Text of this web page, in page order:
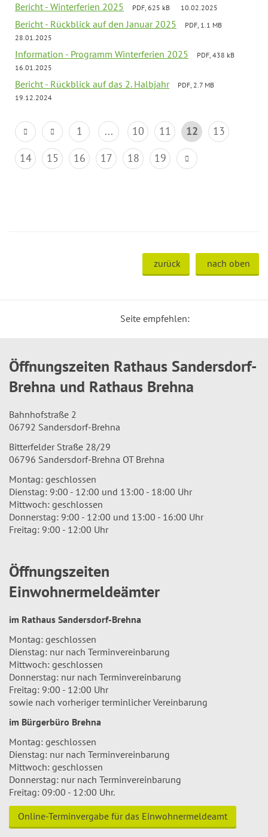
Bericht - Winterferien 2025 PDF, 625 kB 10.02.2025
Bericht - Rückblick auf den Januar 2025
PDF, 1.1 MB
28.01.2025
Information - Programm Winterferien 2025
PDF, 438 kB
16.01.2025
Bericht - Rückblick auf das 2. Halbjahr
PDF, 2.7 MB
19.12.2024
1 ... 10 11 12
13
14
15 16 17 18 19
zurück nach oben
Seite empfehlen:
Öffnungszeiten Rathaus Sandersdorf-
Brehna und Rathaus Brehna
Bahnhofstraße 2
06792 Sandersdorf-Brehna
Bitterfelder Straße 28/29
06796 Sandersdorf-Brehna OT Brehna
Montag: geschlossen
Dienstag: 9:00 - 12:00 und 13:00 - 18:00 Uhr
Mittwoch: geschlossen
Donnerstag: 9:00 - 12:00 und 13:00 - 16:00 Uhr
Freitag: 9:00 - 12:00 Uhr
Öffnungszeiten
Einwohnermeldeämter
im Rathaus Sandersdorf-Brehna
Montag: geschlossen
Dienstag: nur nach Terminvereinbarung
Mittwoch: geschlossen
Donnerstag: nur nach Terminvereinbarung
Freitag: 9:00 - 12:00 Uhr
sowie nach vorheriger terminlicher Vereinbarung
im Bürgerbüro Brehna
Montag: geschlossen
Dienstag: nur nach Terminvereinbarung
Mittwoch: geschlossen
Donnerstag: nur nach Terminvereinbarung
Freitag: 09:00 - 12:00 Uhr.
Online-Terminvergabe für das Einwohnermeldeamt